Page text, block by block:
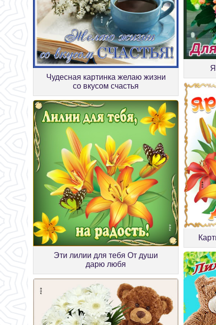
Чудесная картинка желаю жизни
со вкусом счастья
Эти лилии для тебя От души
дарю любя